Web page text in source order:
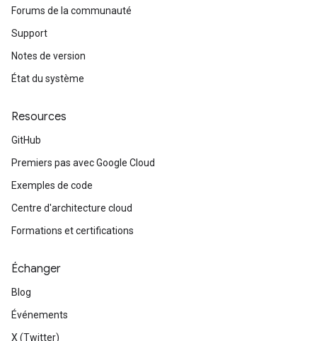
Forums de la communauté
Support
Notes de version
État du système
Resources
GitHub
Premiers pas avec Google Cloud
Exemples de code
Centre d'architecture cloud
Formations et certifications
Échanger
Blog
Événements
X (Twitter)